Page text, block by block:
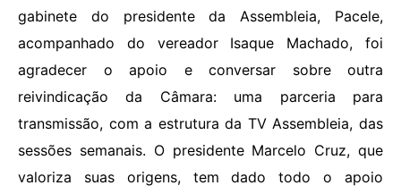
gabinete do presidente da Assembleia, Pacele,
acompanhado do vereador Isaque Machado, foi
agradecer o apoio e conversar sobre outra
reivindicação da Câmara: uma parceria para
transmissão, com a estrutura da TV Assembleia, das
sessões semanais. O presidente Marcelo Cruz, que
valoriza suas origens, tem dado todo o apoio